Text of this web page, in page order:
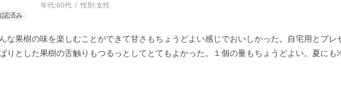
年代:60代 性別:女性
な果樹の味を楽しむことができて甘さもちょうどよい感じでおいしかった。自宅用とプ
りとした果樹の舌触りもつるっとしてとてもよかった。１個の量もちょうどよい。夏にも